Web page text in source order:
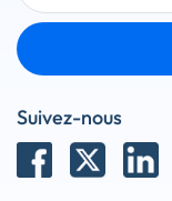
Suivez-nous